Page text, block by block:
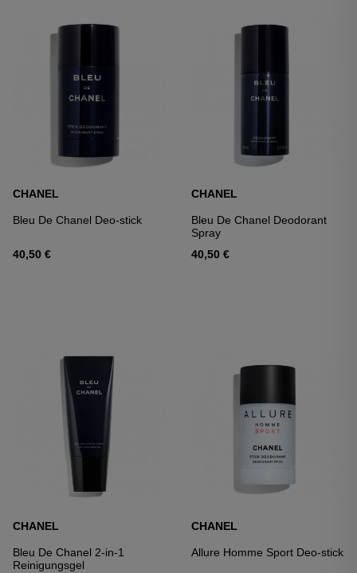
CHANEL
Bleu De Chanel Deo-stick
40,50 €
CHANEL
Bleu De Chanel Deodorant
Spray
40,50 €
CHANEL
Bleu De Chanel 2-in-1
Reinigungsgel
CHANEL
Allure Homme Sport Deo-stick